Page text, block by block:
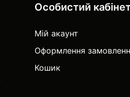
Особистий
Мій акаунт
Оформлення
Кошик